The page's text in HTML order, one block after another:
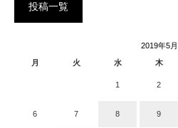
投稿一覧
2019年5月
月
火 水 木
1 2
6 7 8 9